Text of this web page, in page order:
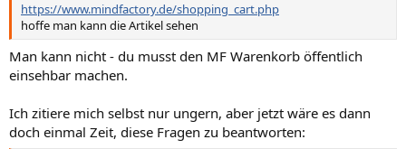
https://www.mindfactory.de/shopping_cart.php
hoffe man kann die Artikel sehen
Man kann nicht - du musst den MF Warenkorb öffentlich
einsehbar machen.
Ich zitiere mich selbst nur ungern, aber jetzt wäre es dann
doch einmal Zeit, diese Fragen zu beantworten: